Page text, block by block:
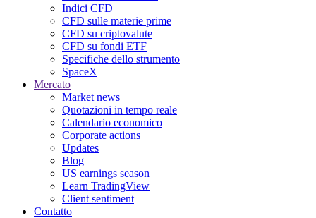
Indici CFD
CFD sulle materie prime
CFD su criptovalute
CFD su fondi ETF
Specifiche dello strumento
SpaceX
Mercato
Market news
Quotazioni in tempo reale
Calendario economico
Corporate actions
Updates
Blog
US earnings season
Learn TradingView
Client sentiment
Contatto